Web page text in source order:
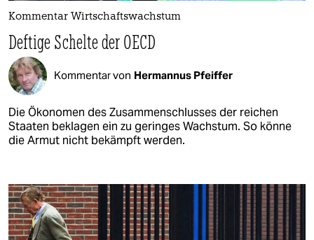
Kommentar Wirtschaftswachstum
Deftige Schelte der OECD
Kommentar von Hermannus Pfeiffer
Die Ökonomen des Zusammenschlusses der reichen
Staaten beklagen ein zu geringes Wachstum. So könne
die Armut nicht bekämpft werden.